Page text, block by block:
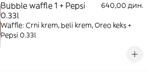
Bubble waffle 1 + Pepsi
0.33l
640,00 дин.
Waffle: Crni krem, beli krem, Oreo keks +
Pepsi 0.33l